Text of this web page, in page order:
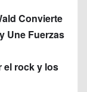
Convierte
Une Fuerzas
el rock y los